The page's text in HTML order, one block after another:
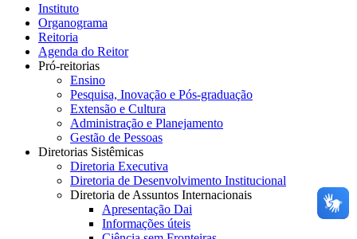
Instituto
Organograma
Reitoria
Agenda do Reitor
Pró-reitorias
Ensino
Pesquisa, Inovação e Pós-graduação
Extensão e Cultura
Administração e Planejamento
Gestão de Pessoas
Diretorias Sistêmicas
Diretoria Executiva
Diretoria de Desenvolvimento Institucional
Diretoria de Assuntos Internacionais
Apresentação Dai
Informações úteis